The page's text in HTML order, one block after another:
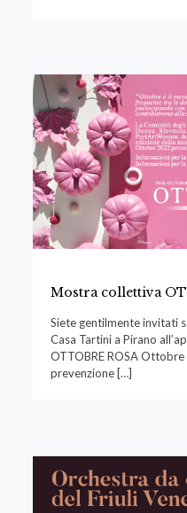
Mostra collettiva
Siete gentilmente invitati
Casa Tartini a Pirano
OTTOBRE ROSA
prevenzione[…]